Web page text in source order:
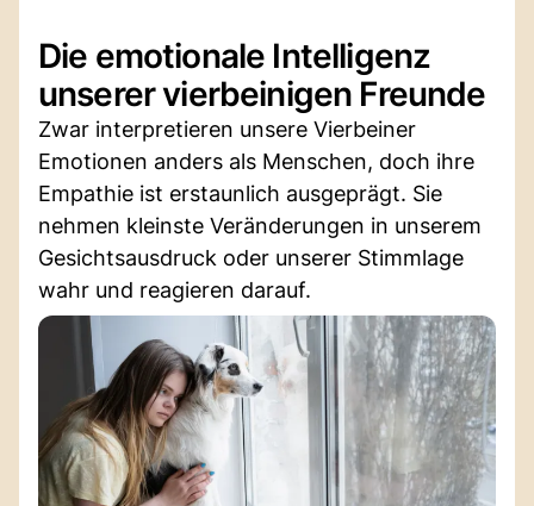
Die emotionale Intelligenz
unserer vierbeinigen Freunde
Zwar interpretieren unsere Vierbeiner
Emotionen anders als Menschen, doch ihre
Empathie ist erstaunlich ausgeprägt. Sie
nehmen kleinste Veränderungen in unserem
Gesichtsausdruck oder unserer Stimmlage
wahr und reagieren darauf.